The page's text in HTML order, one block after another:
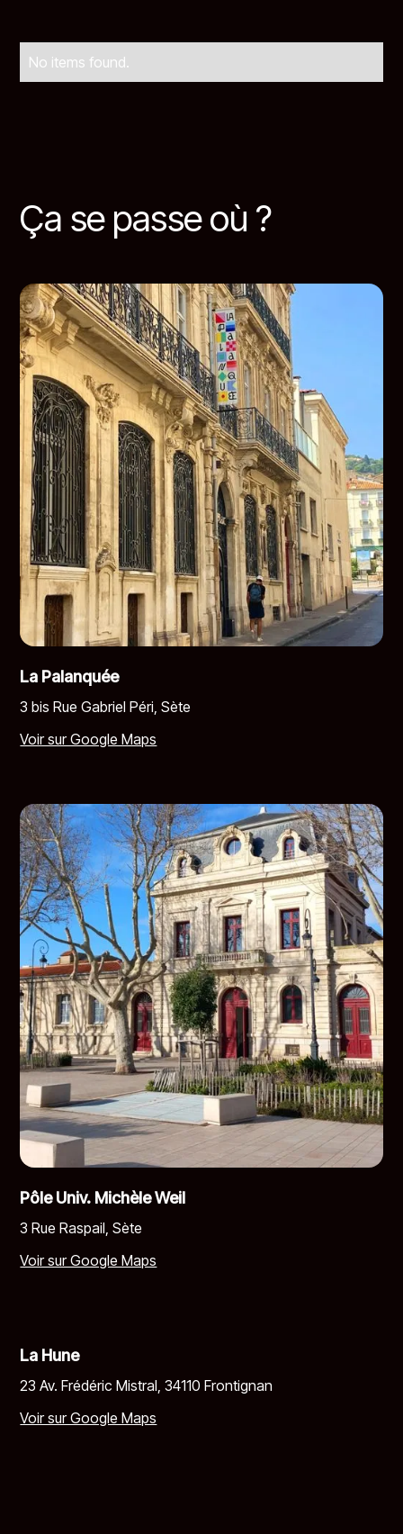
No items found.
Ça se passe où ?
La Palanquée
3 bis Rue Gabriel Péri, Sète
Voir sur Google Maps
Pôle Univ. Michèle Weil
3 Rue Raspail, Sète
Voir sur Google Maps
La Hune
23 Av. Frédéric Mistral, 34110 Frontignan
Voir sur Google Maps